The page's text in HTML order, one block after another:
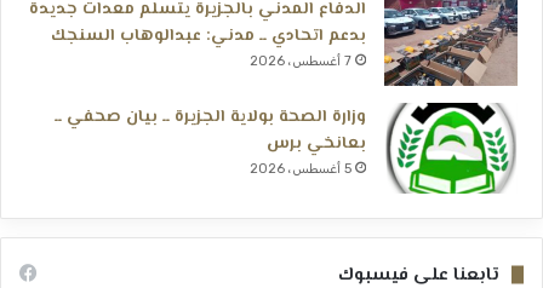
الدفاع المدني بالجزيرة يتسلم معدات جديدة
بدعم اتحادي ــ مدني: عبدالوهاب السنجك
7 أغسطس، 2026
وزارة الصحة بولاية الجزيرة ــ بيان صحفي ــ
بعانخي برس
5 أغسطس، 2026
تابعنا على فيسبوك